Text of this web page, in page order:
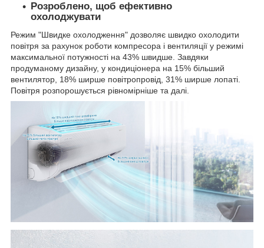
Розроблено, щоб ефективно
охолоджувати
Режим "Швидке охолодження" дозволяє швидко охолодити
повітря за рахунок роботи компресора і вентиляції у режимі
максимальної потужності на 43% швидше. Завдяки
продуманому дизайну, у кондиціонера на 15% більший
вентилятор, 18% ширше повітропровід, 31% ширше лопаті.
Повітря розпорошується рівномірніше та далі.